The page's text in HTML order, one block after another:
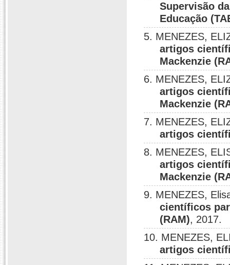
Supervisão
Educação
5. MENEZES,
artigos
Mackenzie
6. MENEZES,
artigos
Mackenzie
7. MENEZES,
artigos
8. MENEZES,
artigos
Mackenzie
9. MENEZES,
científicos
(RAM), 2017.
10. MENEZES,
artigos